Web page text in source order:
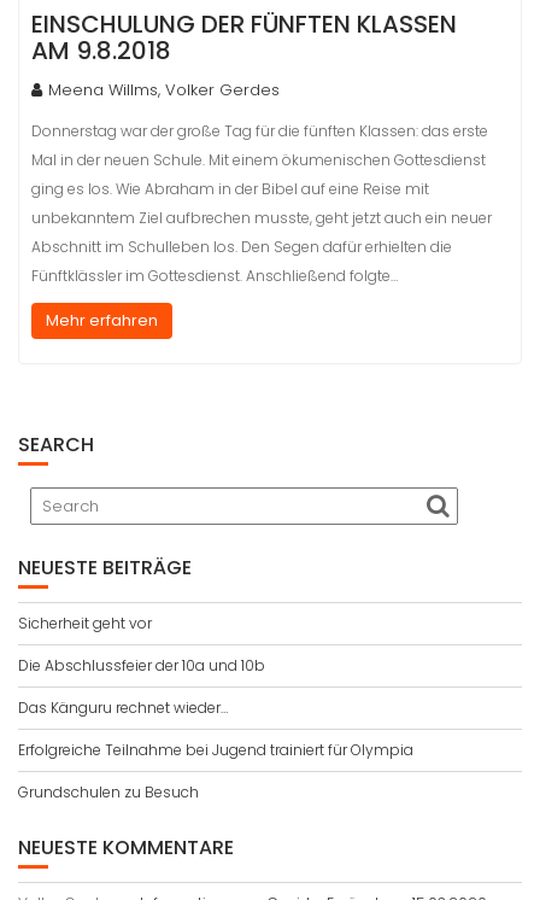
EINSCHULUNG DER FÜNFTEN KLASSEN
AM 9.8.2018
Meena Willms, Volker Gerdes
Donnerstag war der große Tag für die fünften Klassen: das erste
Mal in der neuen Schule. Mit einem ökumenischen Gottesdienst
ging es los. Wie Abraham in der Bibel auf eine Reise mit
unbekanntem Ziel aufbrechen musste, geht jetzt auch ein neuer
Abschnitt im Schulleben los. Den Segen dafür erhielten die
Fünftklässler im Gottesdienst. Anschließend folgte…
Mehr erfahren
SEARCH
NEUESTE BEITRÄGE
Sicherheit geht vor
Die Abschlussfeier der 10a und 10b
Das Känguru rechnet wieder…
Erfolgreiche Teilnahme bei Jugend trainiert für Olympia
Grundschulen zu Besuch
NEUESTE KOMMENTARE